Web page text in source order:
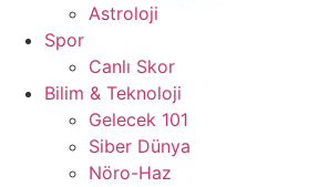
Astroloji
Spor
Canlı Skor
Bilim & Teknoloji
Gelecek 101
Siber Dünya
Nöro-Haz